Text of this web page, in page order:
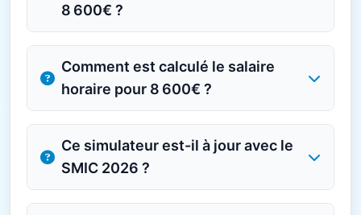
8 600€ ?
Comment est calculé le salaire
horaire pour 8 600€ ?
Ce simulateur est-il à jour avec le
SMIC 2026 ?